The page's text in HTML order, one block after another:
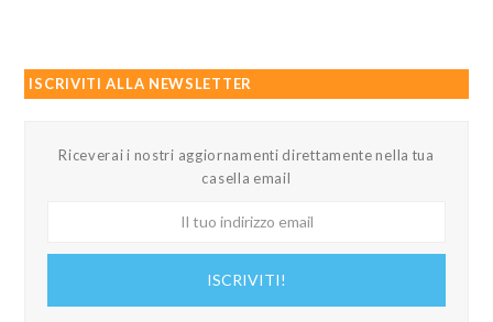
ISCRIVITI ALLA NEWSLETTER
Riceverai i nostri aggiornamenti direttamente nella tua
casella email
ISCRIVITI!